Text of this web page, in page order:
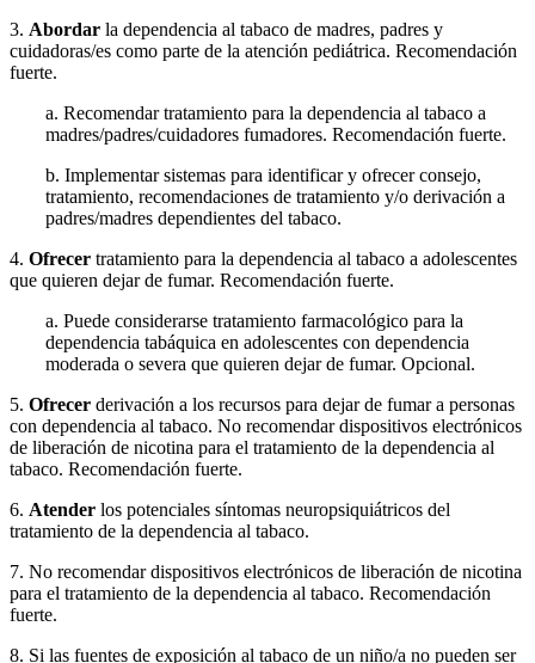
3. Abordar la dependencia al tabaco de madres, padres y
cuidadoras/es como parte de la atención pediátrica. Recomendación
fuerte.
a. Recomendar tratamiento para la dependencia al tabaco a
madres/padres/cuidadores fumadores. Recomendación fuerte.
b. Implementar sistemas para identificar y ofrecer consejo,
tratamiento, recomendaciones de tratamiento y/o derivación a
padres/madres dependientes del tabaco.
4. Ofrecer tratamiento para la dependencia al tabaco a adolescentes
que quieren dejar de fumar. Recomendación fuerte.
a. Puede considerarse tratamiento farmacológico para la
dependencia tabáquica en adolescentes con dependencia
moderada o severa que quieren dejar de fumar. Opcional.
5. Ofrecer derivación a los recursos para dejar de fumar a personas
con dependencia al tabaco. No recomendar dispositivos electrónicos
de liberación de nicotina para el tratamiento de la dependencia al
tabaco. Recomendación fuerte.
6. Atender los potenciales síntomas neuropsiquiátricos del
tratamiento de la dependencia al tabaco.
7. No recomendar dispositivos electrónicos de liberación de nicotina
para el tratamiento de la dependencia al tabaco. Recomendación
fuerte.
8. Si las fuentes de exposición al tabaco de un niño/a no pueden ser